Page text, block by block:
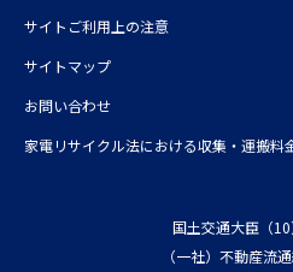
サイトご利用上の注意
サイトマップ
お問い合わせ
家電リサイクル法における収集・運搬料
国土交通大臣（
（一社）不動産流